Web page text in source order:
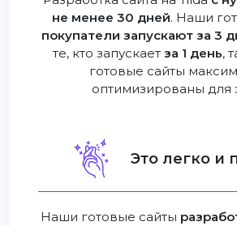
не менее 30 дней. Наши
покупатели запускают за 3
те, кто запускает за 1 день,
готовые сайты
оптимизированы для
Это легко и
Наши готовые сайты